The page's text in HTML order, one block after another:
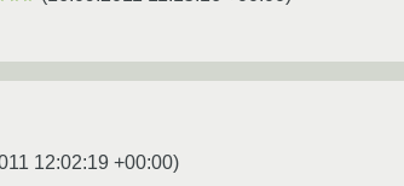
12:02:19 +00:00)